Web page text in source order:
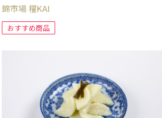
錦市場 櫂KAI
おすすめ商品